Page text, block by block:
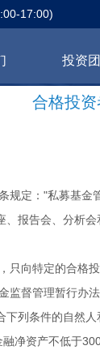
合格投资
规定："私募基
报告会、分析
只向特定的合格
监督管理暂行办
列条件的自然人
净资产不低于
17:00)
投资
刘泳桥